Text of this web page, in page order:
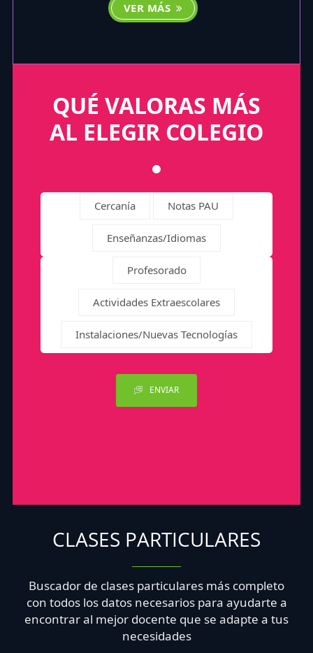
VER MÁS
QUÉ VALORAS MÁS
AL ELEGIR COLEGIO
Cercanía Notas PAU
Enseñanzas/Idiomas
Profesorado
Actividades Extraescolares
Instalaciones/Nuevas Tecnologías
ENVIAR
CLASES PARTICULARES
Buscador de clases particulares más completo
con todos los datos necesarios para ayudarte a
encontrar al mejor docente que se adapte a tus
necesidades